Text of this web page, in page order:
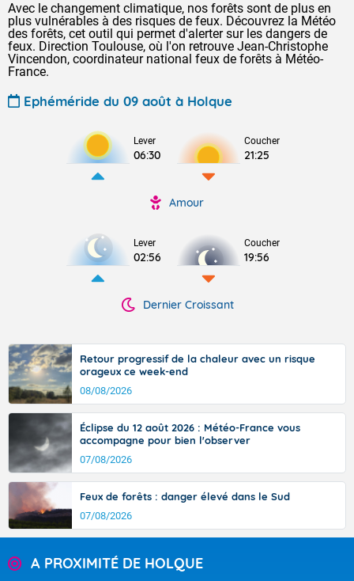
Avec le changement climatique, nos forêts sont de plus en
plus vulnérables à des risques de feux. Découvrez la Météo
des forêts, cet outil qui permet d'alerter sur les dangers de
feux. Direction Toulouse, où l'on retrouve Jean-Christophe
Vincendon, coordinateur national feux de forêts à Météo-
France.
Ephéméride du 09 août à Holque
Lever
06:30
Coucher
21:25
Amour
Lever
02:56
Coucher
19:56
Dernier Croissant
Retour progressif de la chaleur avec un risque
orageux ce week-end
08/08/2026
Éclipse du 12 août 2026 : Météo-France vous
accompagne pour bien l'observer
07/08/2026
Feux de forêts : danger élevé dans le Sud
07/08/2026
A PROXIMITÉ DE HOLQUE